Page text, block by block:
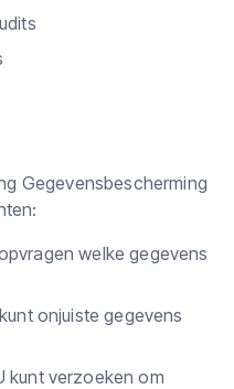
Gegevensbescherming
welke gegevens
onjuiste gegevens
kunt verzoeken om